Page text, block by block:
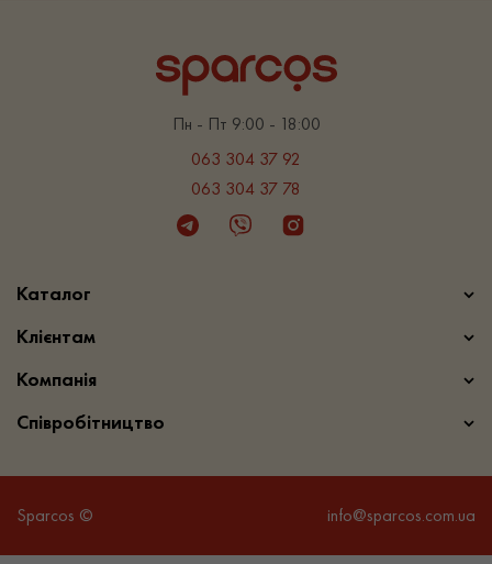
Пн - Пт 9:00 - 18:00
063 304 37 92
063 304 37 78
TelegramViber Instagram
Каталог
Клієнтам
Компанія
Співробітництво
Sparcos © info@sparcos.com.ua